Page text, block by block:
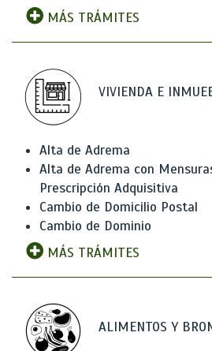
MÁS TRÁMITES
VIVIENDA E
Alta de Adrema
Alta de Adrema con
Prescripción Adquisitiva
Cambio de Domicilio Postal
Cambio de Dominio
MÁS TRÁMITES
ALIMENTOS Y